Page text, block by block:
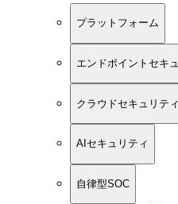
プラットフォーム
エンドポイントセキ
クラウドセキュリティ
AIセキュリティ
自律型SOC